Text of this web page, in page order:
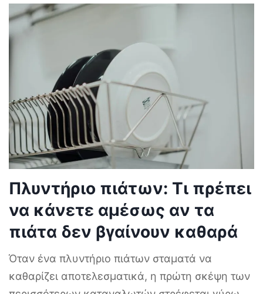
Πλυντήριο πιάτων: Τι πρέπει
να κάνετε αμέσως αν τα
πιάτα δεν βγαίνουν καθαρά
Όταν ένα πλυντήριο πιάτων σταματά να
καθαρίζει αποτελεσματικά, η πρώτη σκέψη των